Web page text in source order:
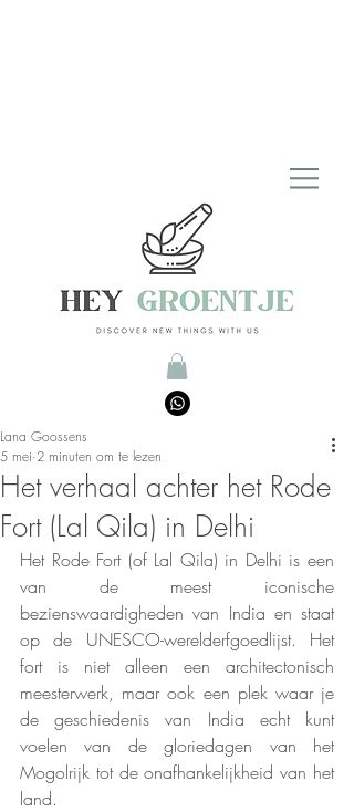
Het verhaal achter het Rode
Fort (Lal Qila) in Delhi
Lana Goossens
5 mei 2 minuten om te lezen
Het Rode Fort (of Lal Qila) in Delhi is een
van de meest iconische
bezienswaardigheden van India en staat
op de UNESCO-werelderfgoedlijst. Het
fort is niet alleen een architectonisch
meesterwerk, maar ook een plek waar je
de geschiedenis van India echt kunt
voelen van de gloriedagen van het
Mogolrijk tot de onafhankelijkheid van het
land.